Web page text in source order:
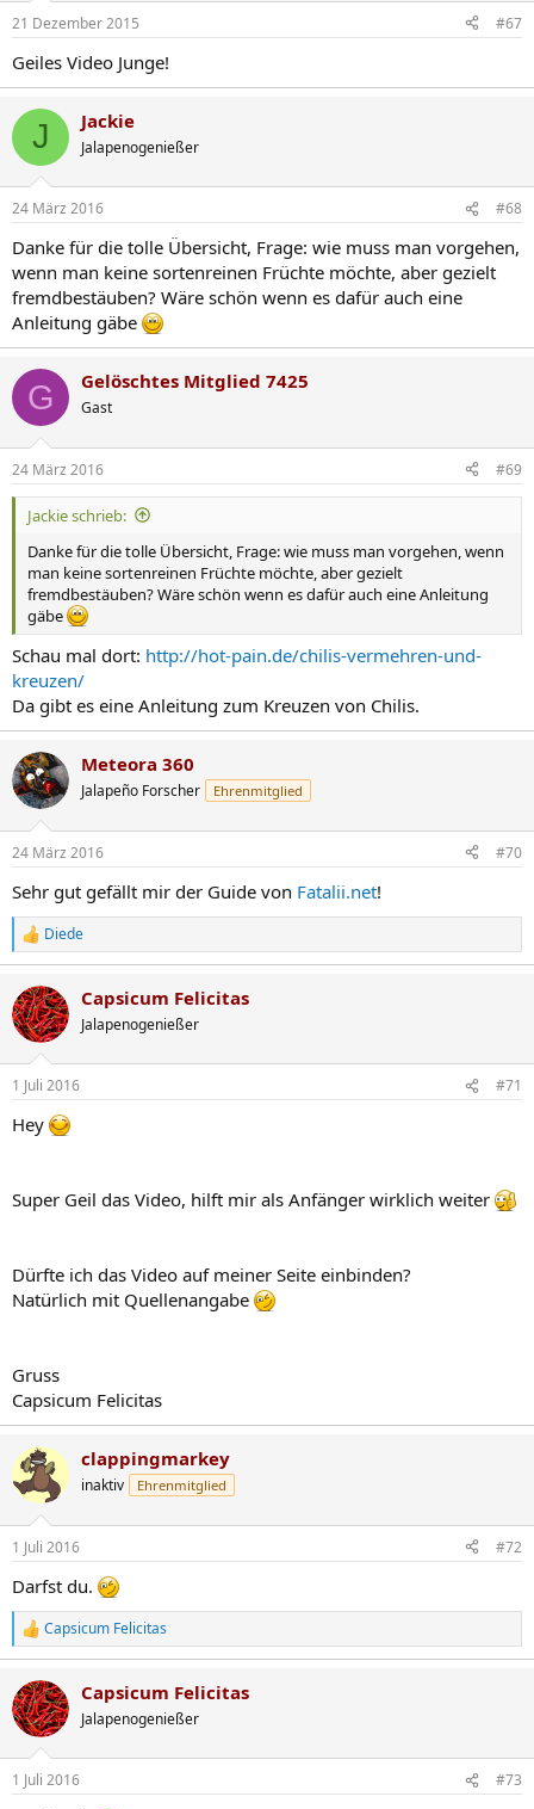
21 Dezember 2015 #67
Geiles Video Junge!
J Jackie
Jalapenogenießer
24 März 2016 #68
Danke für die tolle Übersicht, Frage: wie muss man vorgehen,
wenn man keine sortenreinen Früchte möchte, aber gezielt
fremdbestäuben? Wäre schön wenn es dafür auch eine
Anleitung gäbe
G Gelöschtes Mitglied 7425
Gast
24 März 2016 #69
Jackie schrieb:
Danke für die tolle Übersicht, Frage: wie muss man vorgehen, wenn
man keine sortenreinen Früchte möchte, aber gezielt
fremdbestäuben? Wäre schön wenn es dafür auch eine Anleitung
gäbe
Schau mal dort: http://hot-pain.de/chilis-vermehren-und-
kreuzen/
Da gibt es eine Anleitung zum Kreuzen von Chilis.
Meteora 360
Jalapeño Forscher Ehrenmitglied
24 März 2016 #70
Sehr gut gefällt mir der Guide von Fatalii.net!
R
e
k
t
i
e
:
Diede
Capsicum Felicitas
Jalapenogenießer
1 Juli 2016 #71
Hey
Super Geil das Video, hilft mir als Anfänger wirklich weiter
Dürfte ich das Video auf meiner Seite einbinden?
Natürlich mit Quellenangabe
Gruss
Capsicum Felicitas
clappingmarkey
inaktiv Ehrenmitglied
1 Juli 2016 #72
Darfst du.
R
e
k
t
i
e
Capsicum Felicitas
Capsicum Felicitas
Jalapenogenießer
1 Juli 2016 #73